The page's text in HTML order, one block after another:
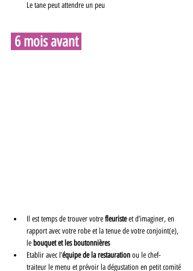
Le tane peut attendre un peu
6 mois avant
Il est temps de trouver votre fleuriste et d’imaginer, en
rapport avec votre robe et la tenue de votre conjoint(e),
le bouquet et les boutonnières
Etablir avec l’équipe de la restauration ou le chef-
traiteur le menu et prévoir la dégustation en petit comité